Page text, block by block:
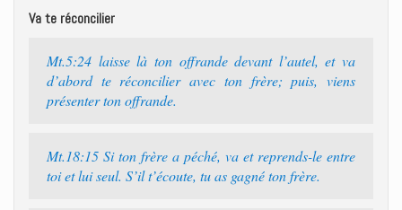
Va te réconcilier
Mt.5:24 laisse là ton offrande devant l’autel, et va
d’abord te réconcilier avec ton frère; puis, viens
présenter ton offrande.
Mt.18:15 Si ton frère a péché, va et reprends-le entre
toi et lui seul. S’il t’écoute, tu as gagné ton frère.